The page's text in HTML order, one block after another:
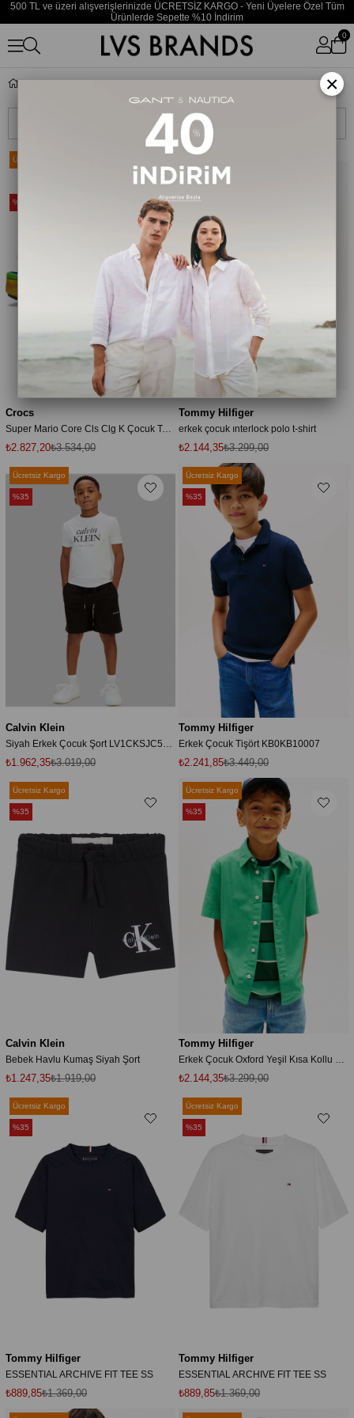
500 TL ve üzeri alışverişlerinizde ÜCRETSİZ KARGO - Yeni Üyelere Özel Tüm
Ürünlerde Sepette %10 İndirim
0
Crocs
Super Mario Core Cls Clg K Çocuk Terlik
₺2.827,20₺3.534,00
Ücretsiz Kargo
%20
Tommy Hilfiger
erkek çocuk ınterlock polo t-shirt
₺2.144,35₺3.299,00
Yeni Ürün
%35
Calvin Klein
Siyah Erkek Çocuk Şort LV1CKSJC50BEH
₺1.962,35₺3.019,00
Ücretsiz Kargo
%35
Tommy Hilfiger
Erkek Çocuk Tişört KB0KB10007
₺2.241,85₺3.449,00
Ücretsiz Kargo
%35
Calvin Klein
Bebek Havlu Kumaş Siyah Şort
₺1.247,35₺1.919,00
Ücretsiz Kargo
%35
Tommy Hilfiger
₺2.144,35₺3.299,00
Ücretsiz Kargo
%35
Tommy Hilfiger
ESSENTIAL ARCHIVE FIT TEE SS
₺889,85₺1.369,00
Ücretsiz Kargo
%35
Tommy Hilfiger
ESSENTIAL ARCHIVE FIT TEE SS
₺889,85₺1.369,00
Ücretsiz Kargo
%35
×